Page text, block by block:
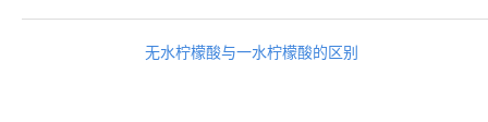
无水柠檬酸与一水柠檬酸的区别